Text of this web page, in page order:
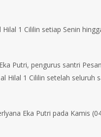
1 Cililin setiap Senin
Putri, pengurus santri
Hilal 1 Cililin setelah seluruh
Eka Putri pada Kamis